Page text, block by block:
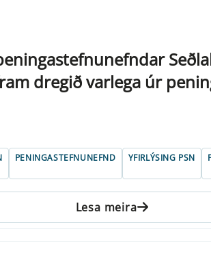
dregið varlega úr
PENINGASTEFNUNEFND YFIRLÝSING PSN
Lesa meira